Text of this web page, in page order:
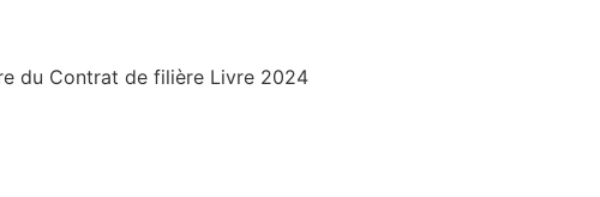
du Contrat de filière Livre 2024